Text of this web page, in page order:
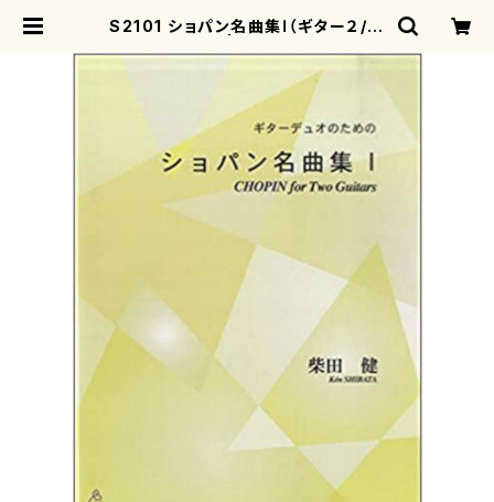
S2101 ショパン名曲集Ⅰ（ギター２/柴